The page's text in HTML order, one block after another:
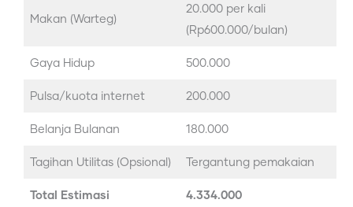
Makan (Warteg)
20.000 per kali
(Rp600.000/bulan)
Gaya Hidup 500.000
Pulsa/kuota internet 200.000
Belanja Bulanan 180.000
Tagihan Utilitas (Opsional) Tergantung pemakaian
Total Estimasi 4.334.000